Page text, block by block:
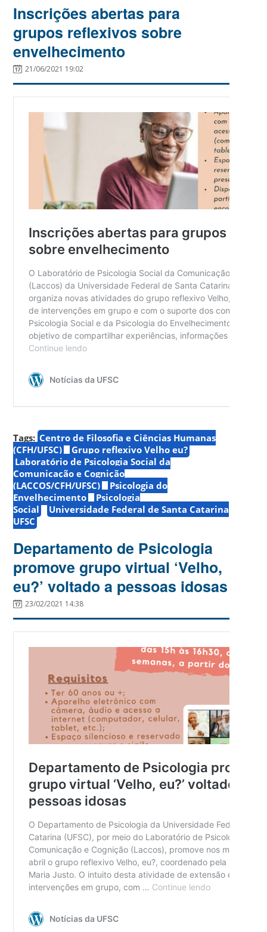
Inscrições abertas para
grupos reflexivos sobre
envelhecimento
21/06/2021 19:02
Tags: Centro de Filosofia e Ciências Humanas
(CFH/UFSC)
Grupo reflexivo Velho eu?
Laboratório de Psicologia Social da
Comunicação e Cognição
(LACCOS/CFH/UFSC)
Psicologia do
Envelhecimento
Psicologia
Social
Universidade Federal de Santa Catarina
UFSC
Departamento de Psicologia
promove grupo virtual ‘Velho,
eu?’ voltado a pessoas idosas
23/02/2021 14:38